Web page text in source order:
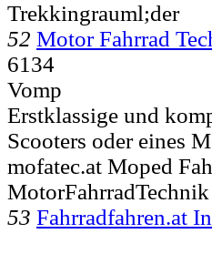
Trekkingrauml;der
52 Motor Fahrrad
6134
Vomp
Erstklassige und
Scooters oder eines
mofatec.at Moped
MotorFahrradTechnik
53 Fahrradfahren.at